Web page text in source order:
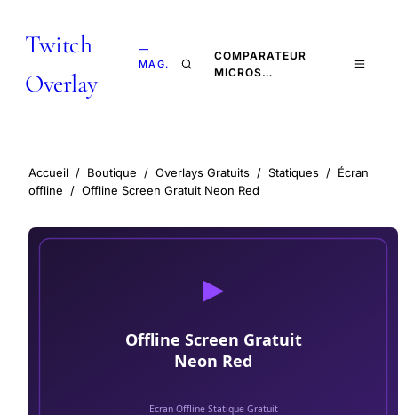
Twitch
Overlay
—
MAG.
COMPARATEUR
MICROS…
Accueil / Boutique / Overlays Gratuits / Statiques / Écran
offline
/ Offline Screen Gratuit Neon Red